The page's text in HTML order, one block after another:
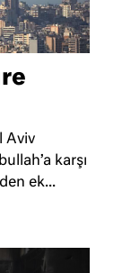
Aviv
karşı
ek...